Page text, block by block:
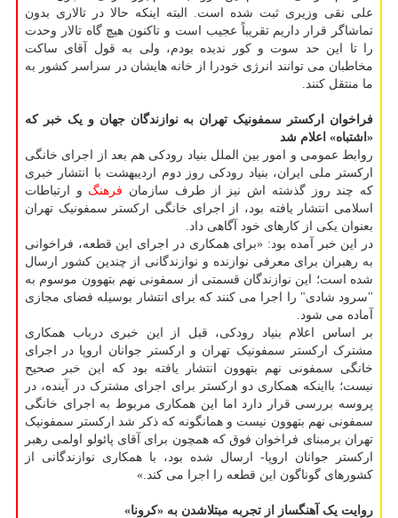
علی نقی وزیری ثبت شده است. البته اینکه حالا در تالاری بدون
تماشاگر قرار داریم تقریباً عجیب است و تاکنون هیچ گاه تالار وحدت
را تا این حد سوت و کور ندیده بودم، ولی به قول آقای ساکت
مخاطبان می توانند انرژی خودرا از خانه هایشان در سراسر کشور به
ما منتقل کنند.
فراخوان ارکستر سمفونیک تهران به نوازندگان جهان و یک خبر که
«اشتباه» اعلام شد
روابط عمومی و امور بین الملل بنیاد رودکی هم بعد از اجرای خانگی
ارکستر ملی ایران، بنیاد رودکی روز دوم اردیبهشت با انتشار خبری
که چند روز گذشته اش نیز از طرف سازمان فرهنگ و ارتباطات
اسلامی انتشار یافته بود، از اجرای خانگی ارکستر سمفونیک تهران
بعنوان یکی از کارهای خود آگاهی داد.
در این خبر آمده بود: «برای همکاری در اجرای این قطعه، فراخوانی
به رهبران برای معرفی نوازنده و نوازندگانی از چندین کشور ارسال
شده است؛ این نوازندگان قسمتی از سمفونی نهم بتهوون موسوم به
"سرود شادی" را اجرا می کنند که برای انتشار بوسیله فضای مجازی
آماده می شود.
بر اساس اعلام بنیاد رودکی، قبل از این خبری درباب همکاری
مشترک ارکستر سمفونیک تهران و ارکستر جوانان اروپا در اجرای
خانگی سمفونی نهم بتهوون انتشار یافته بود که این خبر صحیح
نیست؛ بااینکه همکاری دو ارکستر برای اجرای مشترک در آینده، در
پروسه بررسی قرار دارد اما این همکاری مربوط به اجرای خانگی
سمفونی نهم بتهوون نیست و همانگونه که ذکر شد ارکستر سمفونیک
تهران برمبنای فراخوان فوق که همچون برای آقای پائولو اولمی رهبر
ارکستر جوانان اروپا- ارسال شده بود، با همکاری نوازندگانی از
کشورهای گوناگون این قطعه را اجرا می کند.»
روایت یک آهنگساز از تجربه مبتلاشدن به «کرونا»